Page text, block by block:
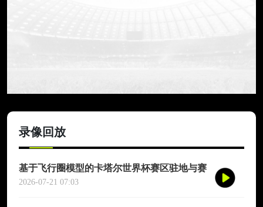
录像回放
基于飞行圈模型的卡塔尔世界杯赛区驻地与赛
程协同优化适配研究
2026-07-21 07:03